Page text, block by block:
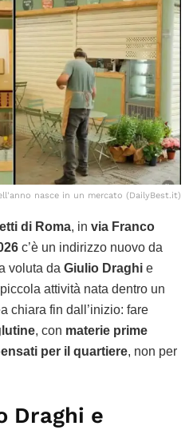
nasce in un mercato (DailyBest.it)
di Roma, in via Franco
c’è un indirizzo nuovo da
voluta da Giulio Draghi e
attività nata dentro un
chiara fin dall’inizio: fare
, con materie prime
per il quartiere, non per
Draghi e